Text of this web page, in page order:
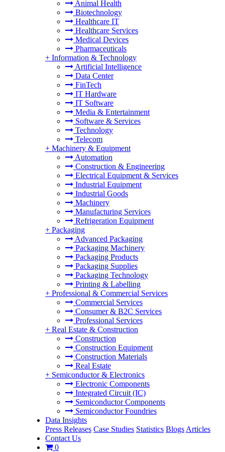
Animal Health
Biotechnology
Healthcare IT
Healthcare Services
Medical Devices
Pharmaceuticals
+ Information & Technology
Artificial Intelligence
Data Center
FinTech
IT Hardware
IT Software
Media & Entertainment
Software & Services
Technology
Telecom
+ Machinery & Equipment
Automation
Construction & Engineering
Electrical Equipment & Services
Industrial Equipment
Industrial Goods
Machinery
Manufacturing Services
Refrigeration Equipment
+ Packaging
Advanced Packaging
Packaging Machinery
Packaging Products
Packaging Supplies
Packaging Technology
Printing & Labelling
+ Professional & Commercial Services
Commercial Services
Consumer & B2C Services
Professional Services
+ Real Estate & Construction
Construction
Construction Equipment
Construction Materials
Real Estate
+ Semiconductor & Electronics
Electronic Components
Integrated Circuit (IC)
Semiconductor Components
Semiconductor Foundries
Data Insights
Press Releases Case Studies Statistics Blogs Articles
Contact Us
0